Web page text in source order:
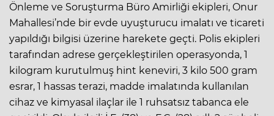
Önleme ve Soruşturma Büro Amirliği ekipleri, Onur
Mahallesi’nde bir evde uyuşturucu imalatı ve ticareti
yapıldığı bilgisi üzerine harekete geçti. Polis ekipleri
tarafından adrese gerçekleştirilen operasyonda, 1
kilogram kurutulmuş hint keneviri, 3 kilo 500 gram
esrar, 1 hassas terazi, madde imalatında kullanılan
cihaz ve kimyasal ilaçlar ile 1 ruhsatsız tabanca ele